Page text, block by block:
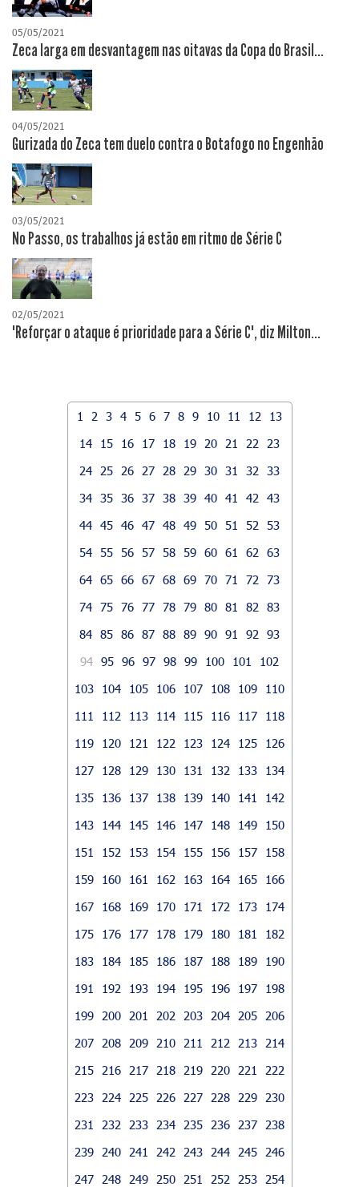
05/05/2021
Zeca larga em desvantagem nas oitavas da Copa do Brasil...
04/05/2021
Gurizada do Zeca tem duelo contra o Botafogo no Engenhão
03/05/2021
No Passo, os trabalhos já estão em ritmo de Série C
02/05/2021
"Reforçar o ataque é prioridade para a Série C", diz Milton...
1 2 3 4 5 6 7 8 9 10 11 12
13
14
15 16 17 18 19 20 21 22
23
24
25 26 27 28 29 30 31 32
33
34 35 36 37 38 39 40 41 42
43
44 45 46 47 48 49 50 51 52
53
54 55 56 57 58 59 60 61 62
63
64 65 66 67 68 69 70 71 72
73
74 75 76 77 78 79 80 81 82
83
84 85 86 87 88 89 90 91 92
93
94 95 96 97 98 99 100 101
102
103
104 105 106 107 108 109
110
111
112 113 114 115 116 117
118
119
120 121 122 123 124 125
126
127
128 129 130 131 132 133
134
135
136 137 138 139 140 141
142
143
144 145 146 147 148 149
150
151
152 153 154 155 156 157
158
159
160 161 162 163 164 165
166
167
168 169 170 171 172 173
174
175
176 177 178 179 180 181
182
183
184 185 186 187 188 189
190
191
192 193 194 195 196 197
198
199
200 201 202 203 204 205
206
207
208 209 210 211 212 213
214
215
216 217 218 219 220 221
222
223
224 225 226 227 228 229
230
231
232 233 234 235 236 237
238
239
240 241 242 243 244 245
246
247
248 249 250 251 252 253
254